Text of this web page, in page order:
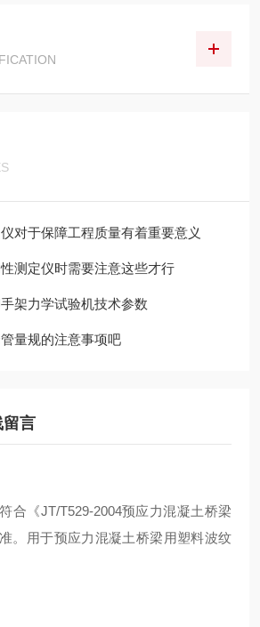
对于保障工程质量有着重要意义
测定仪时需要注意这些才行
架力学试验机技术参数
量规的注意事项吧
留言
符合《JT/T529-2004预应力混凝土桥梁
。用于预应力混凝土桥梁用塑料波纹